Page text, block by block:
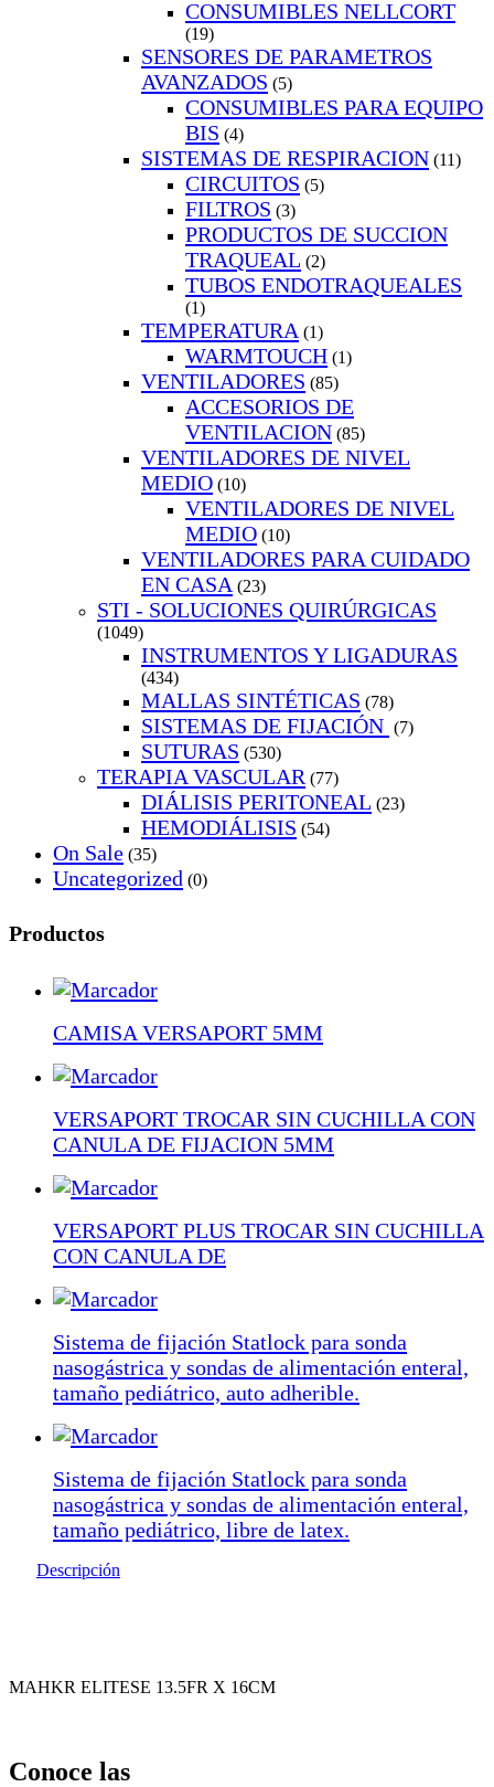
CONSUMIBLES NELLCORT
(19)
SENSORES DE PARAMETROS
AVANZADOS (5)
CONSUMIBLES PARA EQUIPO
BIS (4)
SISTEMAS DE RESPIRACION (11)
CIRCUITOS (5)
FILTROS (3)
PRODUCTOS DE SUCCION
TRAQUEAL (2)
TUBOS ENDOTRAQUEALES
(1)
TEMPERATURA (1)
WARMTOUCH (1)
VENTILADORES (85)
ACCESORIOS DE
VENTILACION (85)
VENTILADORES DE NIVEL
MEDIO (10)
VENTILADORES DE NIVEL
MEDIO (10)
VENTILADORES PARA CUIDADO
EN CASA (23)
STI - SOLUCIONES QUIRÚRGICAS
(1049)
INSTRUMENTOS Y LIGADURAS
(434)
MALLAS SINTÉTICAS (78)
SISTEMAS DE FIJACIÓN (7)
SUTURAS (530)
TERAPIA VASCULAR (77)
DIÁLISIS PERITONEAL (23)
HEMODIÁLISIS (54)
On Sale (35)
Uncategorized (0)
Productos
CAMISA VERSAPORT 5MM
VERSAPORT TROCAR SIN CUCHILLA CON
CANULA DE FIJACION 5MM
VERSAPORT PLUS TROCAR SIN CUCHILLA
CON CANULA DE
Sistema de fijación Statlock para sonda
nasogástrica y sondas de alimentación enteral,
tamaño pediátrico, auto adherible.
Sistema de fijación Statlock para sonda
nasogástrica y sondas de alimentación enteral,
tamaño pediátrico, libre de latex.
Descripción
MAHKR ELITESE 13.5FR X 16CM
Conoce las